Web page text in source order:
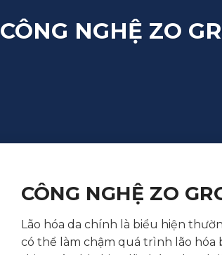
CÔNG NGHỆ ZO
CÔNG NGHỆ ZO
Lão hóa da chính là biểu hiện
có thể làm chậm quá trình lão hóa